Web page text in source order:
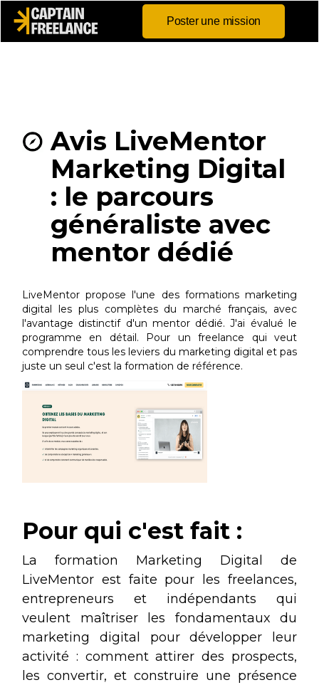
Poster une mission
Avis LiveMentor
Marketing Digital
: le parcours
généraliste avec
mentor dédié
LiveMentor propose l'une des formations marketing
digital les plus complètes du marché français, avec
l'avantage distinctif d'un mentor dédié. J'ai évalué le
programme en détail. Pour un freelance qui veut
comprendre tous les leviers du marketing digital et pas
juste un seul c'est la formation de référence.
Pour qui c'est fait :
La formation Marketing Digital de
LiveMentor est faite pour les freelances,
entrepreneurs et indépendants qui
veulent maîtriser les fondamentaux du
marketing digital pour développer leur
activité : comment attirer des prospects,
les convertir, et construire une présence